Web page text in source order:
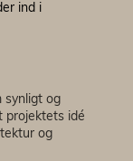
ind i
synligt og
projektets idé
og